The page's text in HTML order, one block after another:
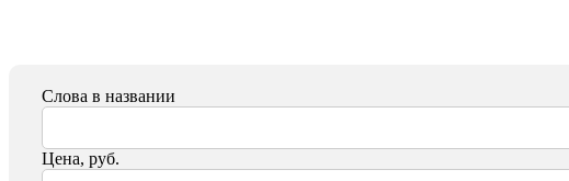
Слова в названии
Цена, руб.